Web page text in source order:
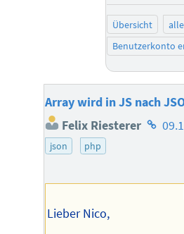
Übersicht
Benutzerkonto
Array wird in JS nach
Felix Riesterer
json
php
Lieber Nico,